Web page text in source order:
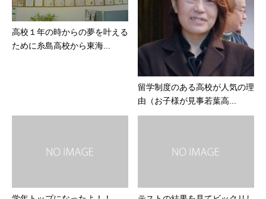
高校１年の時からの夢を叶える
ために糸島高校から東海...
留学制度のある高校が人気の理
由（お子様が見事若葉高...